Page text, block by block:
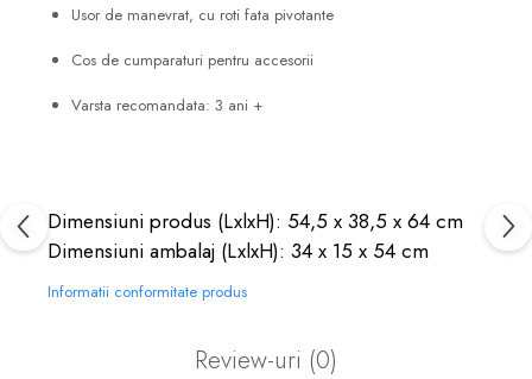
Usor de manevrat, cu roti fata pivotante
Cos de cumparaturi pentru accesorii
Varsta recomandata: 3 ani +
Dimensiuni produs (LxlxH): 54,5 x 38,5 x 64 cm
Dimensiuni ambalaj (LxlxH): 34 x 15 x 54 cm
Informatii conformitate produs
Review-uri (0)